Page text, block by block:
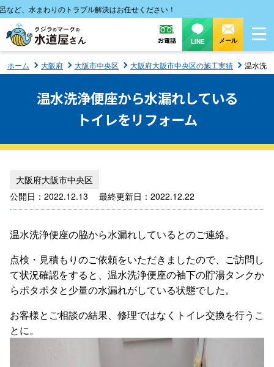
、水まわりのトラブル解決はお任せください！
お電話 LINE メール
ホーム 大阪府 大阪市中央区 大阪府大阪市中央区の施工実績 温水洗
温水洗浄便座から水漏れしている
トイレをリフォーム
大阪府大阪市中央区
公開日：2022.12.13 最終更新日：2022.12.22
温水洗浄便座の脇から水漏れしているとのご連絡。
点検・見積もりのご依頼をいただきましたので、ご訪問し
て状況確認をすると、温水洗浄便座の袖下の貯湯タンクか
らポタポタと少量の水漏れがしている状態でした。
お客様とご相談の結果、修理ではなくトイレ交換を行うこ
とに。